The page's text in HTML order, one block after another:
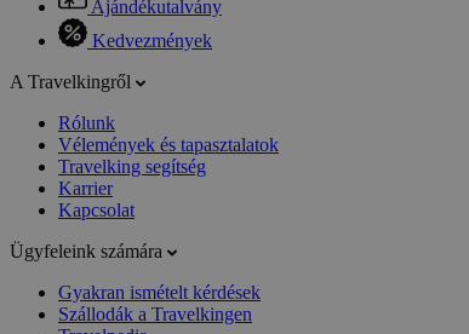
Ajándékutalvány
Kedvezmények
A Travelkingről
Rólunk
Vélemények és tapasztalatok
Travelking segítség
Karrier
Kapcsolat
Ügyfeleink számára
Gyakran ismételt kérdések
Szállodák a Travelkingen